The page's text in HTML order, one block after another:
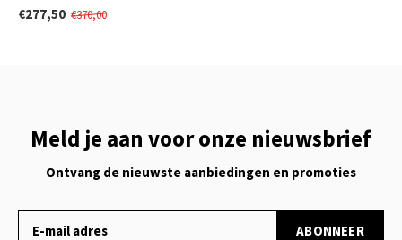
€277,50 €370,00
Meld je aan voor onze nieuwsbrief
Ontvang de nieuwste aanbiedingen en promoties
ABONNEER